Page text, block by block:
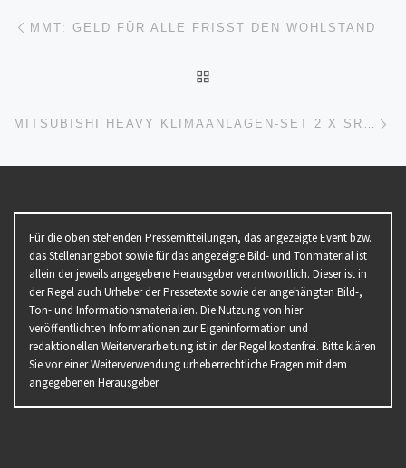
Beitragsnavigation
MMT: GELD FÜR ALLE FRISST DEN WOHLSTAND
MITSUBISHI HEAVY KLIMAANLAGEN-SET 2 X SRK 35 ZS-W WANDGERÄT + SCM 45 ZS-W FÜR 2 ZIMMER MIT JE 35 M²
Für die oben stehenden Pressemitteilungen, das angezeigte Event bzw.
das Stellenangebot sowie für das angezeigte Bild- und Tonmaterial ist
allein der jeweils angegebene Herausgeber verantwortlich. Dieser ist in
der Regel auch Urheber der Pressetexte sowie der angehängten Bild-,
Ton- und Informationsmaterialien. Die Nutzung von hier
veröffentlichten Informationen zur Eigeninformation und
redaktionellen Weiterverarbeitung ist in der Regel kostenfrei. Bitte klären
Sie vor einer Weiterverwendung urheberrechtliche Fragen mit dem
angegebenen Herausgeber.